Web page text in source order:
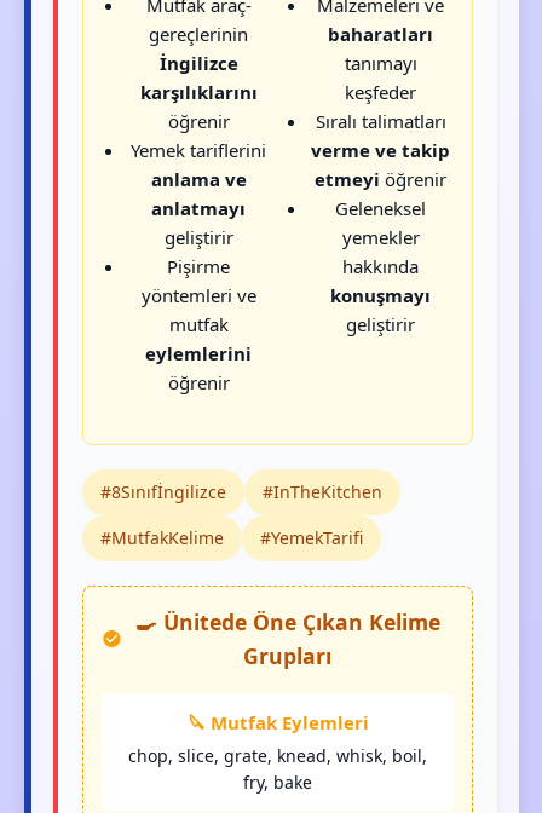
gereçlerinin
İngilizce
karşılıklarını
öğrenir
Yemek tariflerini
anlama ve
anlatmayı
geliştirir
Pişirme
yöntemleri ve
mutfak
eylemlerini
öğrenir
baharatları
tanımayı
keşfeder
Sıralı talimatları
verme ve takip
etmeyi öğrenir
Geleneksel
yemekler
hakkında
konuşmayı
geliştirir
#8Sınıfİngilizce
#InTheKitchen
#MutfakKelime
#YemekTarifi
🍳 Ünitede Öne Çıkan Kelime
Grupları
🔪 Mutfak Eylemleri
chop, slice, grate, knead, whisk, boil,
fry, bake